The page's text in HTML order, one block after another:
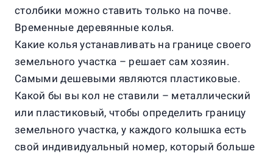
столбики можно ставить только на почве.
Временные деревянные колья.
Какие колья устанавливать на границе своего
земельного участка – решает сам хозяин.
Самыми дешевыми являются пластиковые.
Какой бы вы кол не ставили – металлический
или пластиковый, чтобы определить границу
земельного участка, у каждого колышка есть
свой индивидуальный номер, который больше